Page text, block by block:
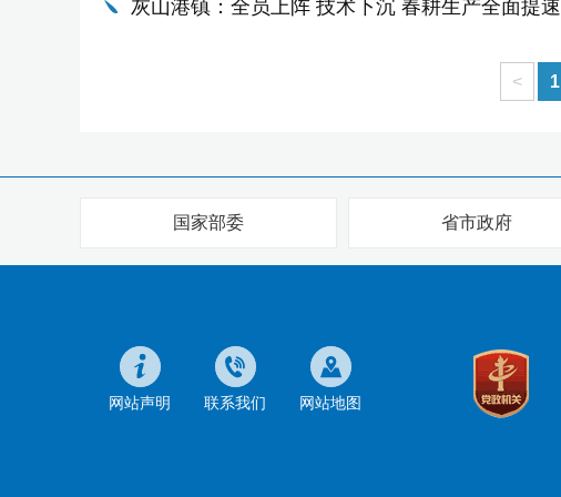
灰山港镇：全员上阵 技术下沉 春耕生产全面提速
< 1
国家部委 省市政府
网站声明 联系我们 网站地图